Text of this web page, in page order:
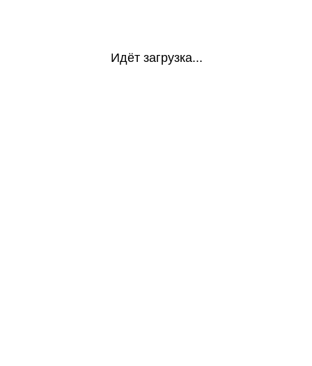
Идёт загрузка...